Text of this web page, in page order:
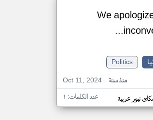
We
Politics
Oct 11, 2024
منذ سنة
نيوز عربية عدد الكلمات: ١